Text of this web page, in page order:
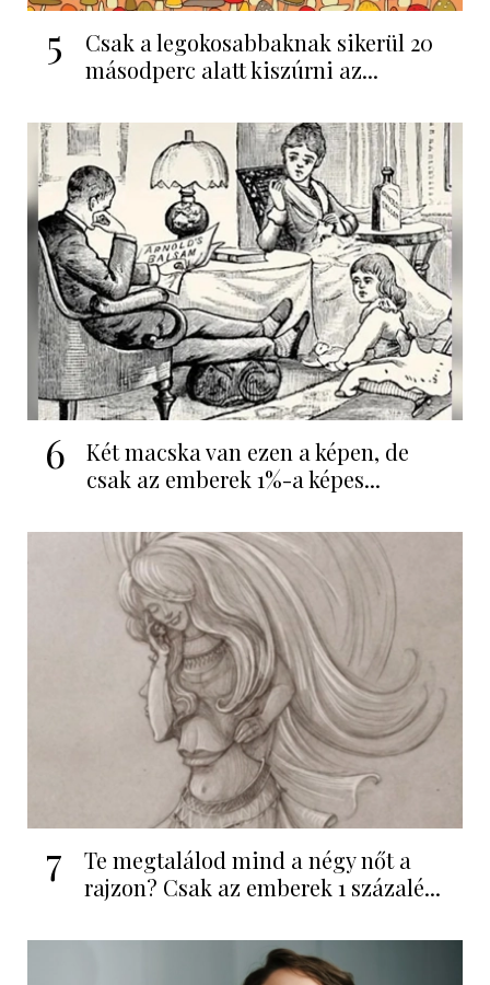
5
Csak a legokosabbaknak sikerül 20
másodperc alatt kiszúrni az...
6
Két macska van ezen a képen, de
csak az emberek 1%-a képes...
7
Te megtalálod mind a négy nőt a
rajzon? Csak az emberek 1 százalé...